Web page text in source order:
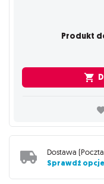
Produkt
Dostawa (
Sprawdź